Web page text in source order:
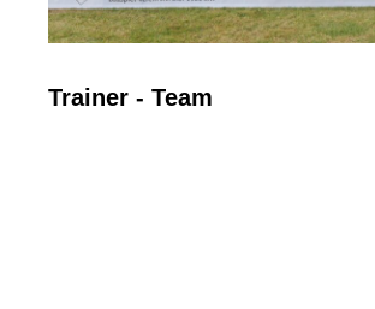
Trainer - Team